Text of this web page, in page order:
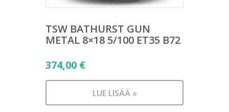
TSW BATHURST GUN
METAL 8×18 5/100 ET35 B72
374,00 €
LUE LISÄÄ »